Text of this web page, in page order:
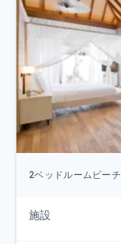
2ベッドルームビー
施設